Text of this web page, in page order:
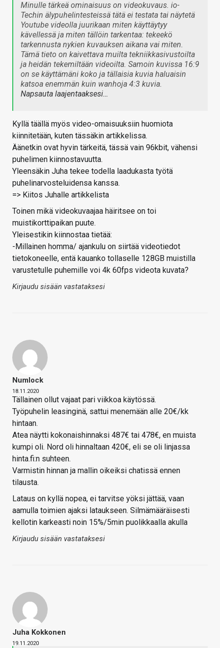
Minulle tärkeä ominaisuus on videokuvaus. io-
Techin älypuhelintesteissä tätä ei testata tai näytetä
Youtube videolla juurikaan miten käyttäytyy
kävellessä ja miten tällöin tarkentaa: tekeekö
tarkennusta nykien kuvauksen aikana vai miten.
Tämä tieto on kaivettava muilta tekniikkasivustoilta
ja heidän tekemiltään videoilta. Samoin kuvissa 16:9
on se käyttämäni koko ja tällaisia kuvia haluaisin
katsoa enemmän kuin wanhoja 4:3 kuvia.
Napsauta laajentaaksesi…
Kyllä täällä myös video-omaisuuksiin huomiota
kiinnitetään, kuten tässäkin artikkelissa.
Äänetkin ovat hyvin tärkeitä, tässä vain 96kbit, vähensi
puhelimen kiinnostavuutta.
Yleensäkin Juha tekee todella laadukasta työtä
puhelinarvosteluidensa kanssa.
=> Kiitos Juhalle artikkelista
Toinen mikä videokuvaajaa häiritsee on toi
muistikorttipaikan puute.
Yleisestikin kiinnostaa tietää:
-Millainen homma/ ajankulu on siirtää videotiedot
tietokoneelle, entä kauanko tollaselle 128GB muistilla
varustetulle puhemille voi 4k 60fps videota kuvata?
Kirjaudu sisään vastataksesi
Numlock
18.11.2020
Tällainen ollut vajaat pari viikkoa käytössä.
Työpuhelin leasinginä, sattui menemään alle 20€/kk
hintaan.
Atea näytti kokonaishinnaksi 487€ tai 478€, en muista
kumpi oli. Nord oli hinnaltaan 420€, eli se oli linjassa
hinta.fi:n suhteen.
Varmistin hinnan ja mallin oikeiksi chatissä ennen
tilausta.
Lataus on kyllä nopea, ei tarvitse yöksi jättää, vaan
aamulla toimien ajaksi lataukseen. Silmämääräisesti
kellotin karkeasti noin 15%/5min puolikkaalla akulla
Kirjaudu sisään vastataksesi
Juha Kokkonen
19.11.2020